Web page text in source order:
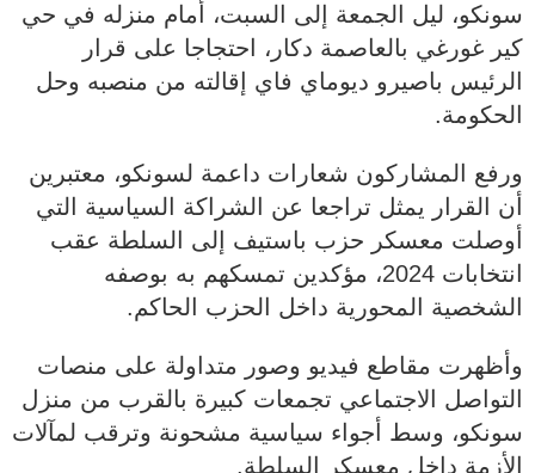
سونكو، ليل الجمعة إلى السبت، أمام منزله في حي
كير غورغي بالعاصمة دكار، احتجاجا على قرار
الرئيس باصيرو ديوماي فاي إقالته من منصبه وحل
الحكومة.
ورفع المشاركون شعارات داعمة لسونكو، معتبرين
أن القرار يمثل تراجعا عن الشراكة السياسية التي
أوصلت معسكر حزب باستيف إلى السلطة عقب
انتخابات 2024، مؤكدين تمسكهم به بوصفه
الشخصية المحورية داخل الحزب الحاكم.
وأظهرت مقاطع فيديو وصور متداولة على منصات
التواصل الاجتماعي تجمعات كبيرة بالقرب من منزل
سونكو، وسط أجواء سياسية مشحونة وترقب لمآلات
الأزمة داخل معسكر السلطة.